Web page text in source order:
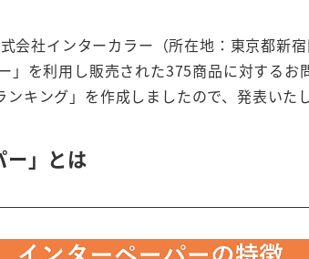
会社インターカラー（所在地：東京都新
を利用し販売された375商品に対するお
キング」を作成しましたので、発表いた
ー」とは